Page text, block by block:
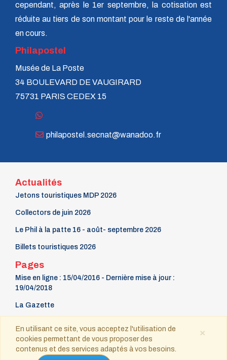
cependant, après le 1er septembre, la cotisation est
réduite au tiers de son montant pour le reste de l'année
en cours.
Philapostel
Musée de La Poste
34 BOULEVARD DE VAUGIRARD
75731 PARIS CEDEX 15
philapostel.secnat@wanadoo.fr
Actualités
Jetons touristiques MDP 2026
Collectors de juin 2026
Le Phil à la patte 16 - août- septembre 2026
Billets touristiques 2026
Pages
Mise en ligne : 15/04/2016 - Dernière mise à jour :
19/04/2018
La Gazette
Contact
×
En utilisant ce site, vous acceptez l'utilisation de
cookies permettant de vous proposer des
contenus et des services adaptés à vos besoins.